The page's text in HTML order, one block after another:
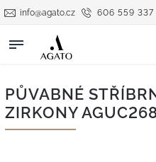
606 559 337
info@agato.cz
PŮVABNÉ
ZIRKONY